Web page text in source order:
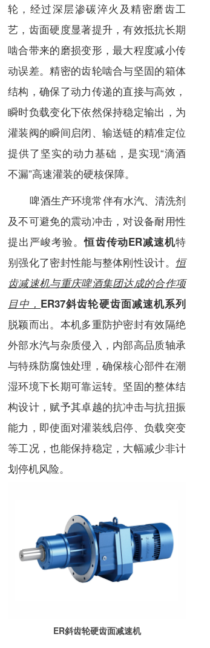
轮，经过深层渗碳淬火及精密磨齿工
艺，齿面硬度显著提升，有效抵抗长期
啮合带来的磨损变形，最大程度减小传
动误差。精密的齿轮啮合与坚固的箱体
结构，确保了动力传递的直接与高效，
瞬时负载变化下依然保持稳定输出，为
灌装阀的瞬间启闭、输送链的精准定位
提供了坚实的动力基础，是实现“滴酒
不漏”高速灌装的硬核保障。
啤酒生产环境常伴有水汽、清洗剂
及不可避免的震动冲击，对设备耐用性
提出严峻考验。恒齿传动ER减速机特
别强化了密封性能与整体刚性设计。 恒
齿减速机与重庆啤酒集团达成的合作项
目中， ER37斜齿轮硬齿面减速机系列
脱颖而出。本机多重防护密封有效隔绝
外部水汽与杂质侵入，内部高品质轴承
与特殊防腐蚀处理，确保核心部件在潮
湿环境下长期可靠运转。坚固的整体结
构设计，赋予其卓越的抗冲击与抗扭振
能力，即使面对灌装线启停、负载突变
等工况，也能保持稳定，大幅减少非计
划停机风险。
ER斜齿轮硬齿面减速机